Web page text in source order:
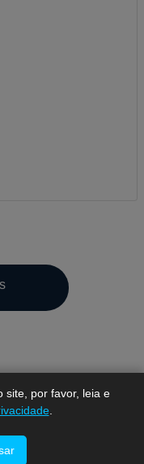
site, por favor, leia e
.